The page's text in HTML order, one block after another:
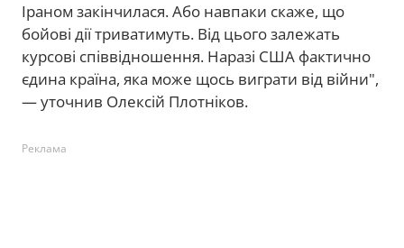
Іраном закінчилася. Або навпаки скаже, що
бойові дії триватимуть. Від цього залежать
курсові співвідношення. Наразі США фактично
єдина країна, яка може щось виграти від війни",
— уточнив Олексій Плотніков.
Реклама